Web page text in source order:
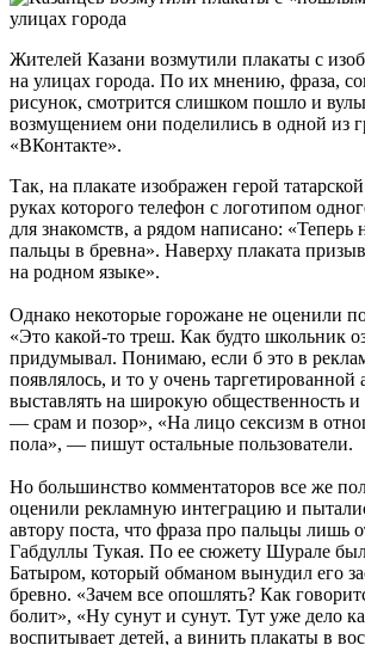
Жителей Казани возмутили плакаты с
на улицах города. По их мнению, фраза,
рисунок, смотрится слишком пошло и
возмущением они поделились в одной из
«ВКонтакте».
Так, на плакате изображен герой
руках которого телефон с логотипом
для знакомств, а рядом написано: «Теперь
пальцы в бревна». Наверху плаката
на родном языке».
Однако некоторые горожане не оценили
«Это какой-то треш. Как будто школьник
придумывал. Понимаю, если б это в
появлялось, и то у очень таргетированной
выставлять на широкую общественность и
— срам и позор», «На лицо сексизм в
пола», — пишут остальные пользователи.
Но большинство комментаторов все же
оценили рекламную интеграцию и
автору поста, что фраза про пальцы лишь
Габдуллы Тукая. По ее сюжету Шурале
Батыром, который обманом вынудил его
бревно. «Зачем все опошлять? Как
болит», «Ну сунут и сунут. Тут уже дело
воспитывает детей, а винить плакаты в